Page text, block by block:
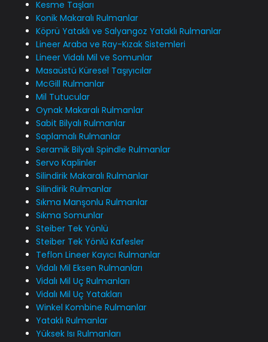
Kesme Taşları
Konik Makaralı Rulmanlar
Köprü Yataklı ve Salyangoz Yataklı Rulmanlar
Lineer Araba ve Ray-Kızak Sistemleri
Lineer Vidalı Mil ve Somunlar
Masaüstü Küresel Taşıyıcılar
McGill Rulmanlar
Mil Tutucular
Oynak Makaralı Rulmanlar
Sabit Bilyalı Rulmanlar
Saplamalı Rulmanlar
Seramik Bilyalı Spindle Rulmanlar
Servo Kaplinler
Silindirik Makaralı Rulmanlar
Silindirik Rulmanlar
Sıkma Manşonlu Rulmanlar
Sıkma Somunlar
Steiber Tek Yönlü
Steiber Tek Yönlü Kafesler
Teflon Lineer Kayıcı Rulmanlar
Vidalı Mil Eksen Rulmanları
Vidalı Mil Uç Rulmanları
Vidalı Mil Uç Yatakları
Winkel Kombine Rulmanlar
Yataklı Rulmanlar
Yüksek Isı Rulmanları